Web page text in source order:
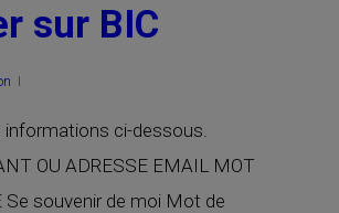
sur BIC
informations ci-dessous.
OU ADRESSE EMAIL MOT
Se souvenir de moi Mot de